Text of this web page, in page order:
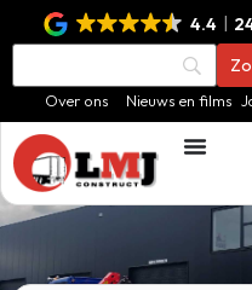
4.4
Over ons Nieuws en films